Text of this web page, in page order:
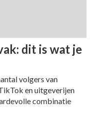
dit is wat je
volgers van
en uitgeverijen
combinatie